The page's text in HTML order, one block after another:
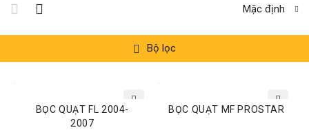
Mặc định
Bộ lọc
BỌC QUẠT FL 2004-
2007
BỌC QUẠT MF PROSTAR